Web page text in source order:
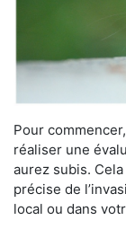
Pour
réaliser une
aurez subis.
précise de
local ou dans